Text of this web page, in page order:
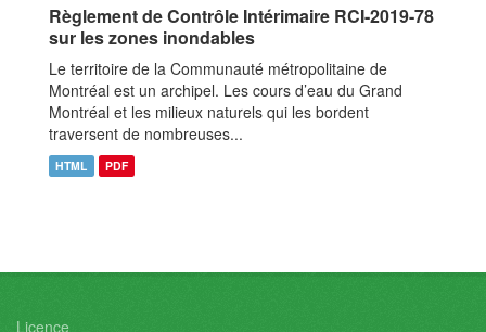
Règlement de Contrôle Intérimaire RCI-2019-78
sur les zones inondables
Le territoire de la Communauté métropolitaine de
Montréal est un archipel. Les cours d’eau du Grand
Montréal et les milieux naturels qui les bordent
traversent de nombreuses...
HTML PDF
Licence